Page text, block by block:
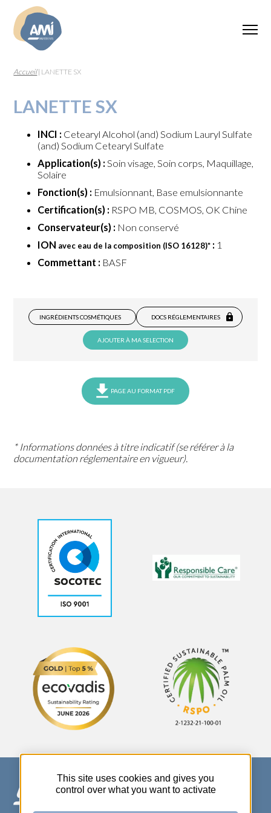
Accueil| LANETTE SX
LANETTE SX
INCI : Cetearyl Alcohol (and) Sodium Lauryl Sulfate
(and) Sodium Cetearyl Sulfate
Application(s) : Soin visage, Soin corps, Maquillage,
Solaire
Fonction(s) : Emulsionnant, Base emulsionnante
Certification(s) : RSPO MB, COSMOS, OK Chine
Conservateur(s) : Non conservé
ION avec eau de la composition (ISO 16128)* : 1
Commettant : BASF
INGRÉDIENTS COSMÉTIQUES DOCS RÉGLEMENTAIRES
AJOUTER À MA SELECTION
PAGE AU FORMAT PDF
* Informations données à titre indicatif (se référer à la
documentation réglementaire en vigueur).
This site uses cookies and gives you
control over what you want to activate